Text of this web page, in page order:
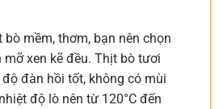
mềm, thơm, bạn nên chọn
mỡ xen kẽ đều. Thịt bò tươi
đàn hồi tốt, không có mùi
độ lò nên từ 120°C đến